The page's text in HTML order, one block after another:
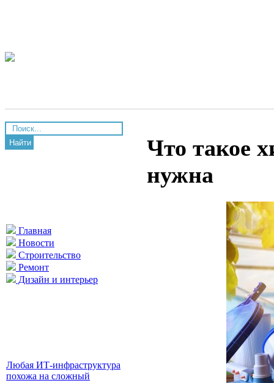
Найти
Главная
Новости
Строительство
Ремонт
Дизайн и интерьер
Любая ИТ-инфраструктура
похожа на сложный
Что такое
нужна